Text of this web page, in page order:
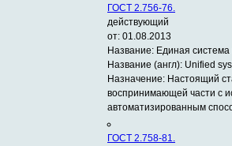
ГОСТ 2.756-76.
действующий
от: 01.08.2013
Название: Единая система
Название (англ): Unified
Назначение: Настоящий
воспринимающей части с
автоматизированным
ГОСТ 2.758-81.